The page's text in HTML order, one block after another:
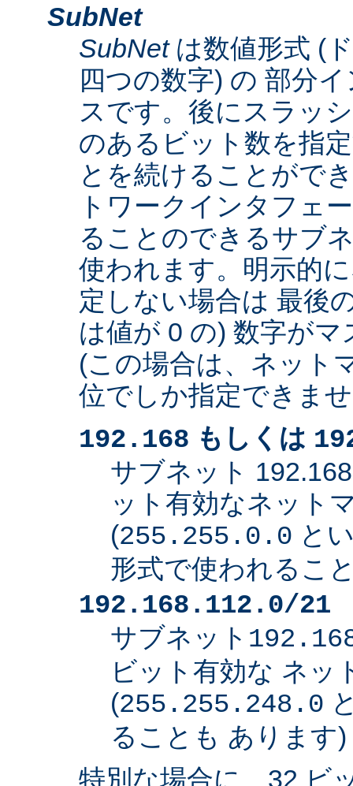
SubNet
SubNetは数値形式 (
四つの数字) の 部分
スです。後にスラッ
のあるビット数を指
とを続けることがで
トワークインタフェ
ることのできるサブ
使われます。明示的
定しない場合は 最後
は値が 0 の) 数字が
(この場合は、ネット
位でしか指定できま
192.168 もしくは
サブネット
ット有効なネット
(255.255.0.0 と
形式で使われるこ
192.168.112.0/21
サブネット
ビット有効な ネッ
(255.255.248.0
ることも あります)
特別な場合に、32 ビ